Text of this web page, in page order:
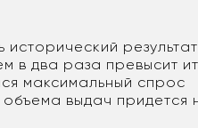
в два раза превысит
максимальный спрос
выдач придется